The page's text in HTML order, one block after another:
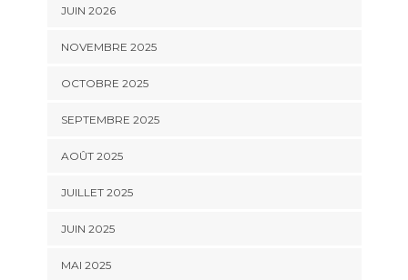
JUIN 2026
NOVEMBRE 2025
OCTOBRE 2025
SEPTEMBRE 2025
AOÛT 2025
JUILLET 2025
JUIN 2025
MAI 2025